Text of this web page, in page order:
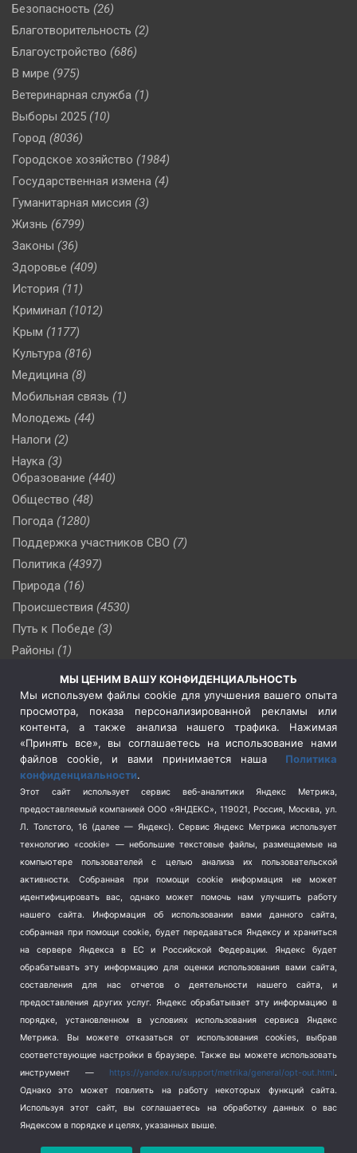
Безопасность (26)
Благотворительность (2)
Благоустройство (686)
В мире (975)
Ветеринарная служба (1)
Выборы 2025 (10)
Город (8036)
Городское хозяйство (1984)
Государственная измена (4)
Гуманитарная миссия (3)
Жизнь (6799)
Законы (36)
Здоровье (409)
История (11)
Криминал (1012)
Крым (1177)
Культура (816)
Медицина (8)
Мобильная связь (1)
Молодежь (44)
Налоги (2)
Наука (3)
Образование (440)
Общество (48)
Погода (1280)
Поддержка участников СВО (7)
Политика (4397)
Природа (16)
Происшествия (4530)
Путь к Победе (3)
Районы (1)
Сельское хозяйство (3)
Социальная политика
(3)
Спецоперация в Украине
Спецоперация на Украине
(404)
Спорт (740)
Терроризм (1)
Транспорт (262)
Туризм (178)
Флот (76)
Школа и спорт (2)
Экология (8)
Экономика (1172)
Copyright © 2026
МЫ ЦЕНИМ ВАШУ КОНФИДЕНЦИАЛЬНОСТЬ
Мы используем файлы cookie для улучшения вашего опыта
просмотра, показа персонализированной рекламы или
контента, а также анализа нашего трафика. Нажимая
«Принять все», вы соглашаетесь на использование нами
файлов cookie, и вами принимается наша Политика
конфиденциальности.
Этот сайт использует сервис веб-аналитики Яндекс Метрика,
предоставляемый компанией ООО «ЯНДЕКС», 119021, Россия, Москва, ул.
Л. Толстого, 16 (далее — Яндекс). Сервис Яндекс Метрика использует
технологию «cookie» — небольшие текстовые файлы, размещаемые на
компьютере пользователей с целью анализа их пользовательской
активности.
Собранная при помощи cookie информация не может
идентифицировать вас, однако может помочь нам улучшить работу
нашего сайта. Информация об использовании вами данного сайта,
собранная при помощи cookie, будет передаваться Яндексу и храниться
на сервере Яндекса в ЕС и Российской Федерации. Яндекс будет
обрабатывать эту информацию для оценки использования вами сайта,
составления для нас отчетов о деятельности нашего сайта, и
предоставления других услуг. Яндекс обрабатывает эту информацию в
порядке, установленном в условиях использования сервиса Яндекс
Метрика.
Вы можете отказаться от использования cookies, выбрав
соответствующие настройки в браузере. Также вы можете использовать
инструмент — https://yandex.ru/support/metrika/general/opt-out.html.
Однако это может повлиять на работу некоторых функций сайта.
Используя этот сайт, вы соглашаетесь на обработку данных о вас
Яндексом в порядке и целях, указанных выше.